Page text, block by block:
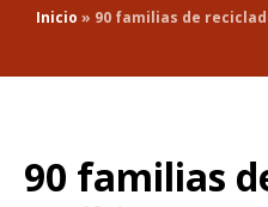
Inicio » 90 familias de
90 familias